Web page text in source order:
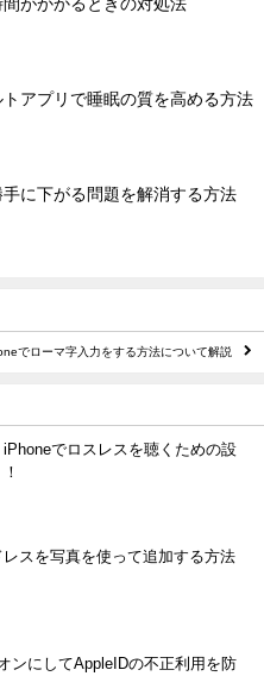
がかかるときの対処法
アプリで睡眠の質を高める方法
に下がる問題を解消する方法
でローマ字入力をする方法について解説
でロスレスを聴くための設
スを写真を使って追加する方法
ンにしてAppleIDの不正利用を防